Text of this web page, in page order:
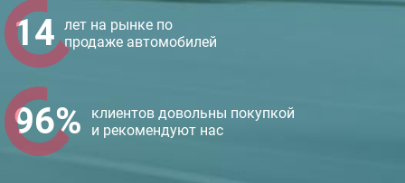
14 лет на рынке по
продаже автомобилей
96%
клиентов довольны покупкой
и рекомендуют нас